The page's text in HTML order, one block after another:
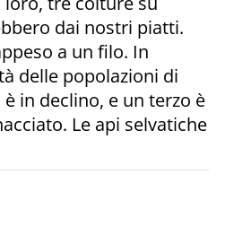
dai nostri piatti.
a un filo. In
delle popolazioni di
in declino, e un terzo è
Le api selvatiche